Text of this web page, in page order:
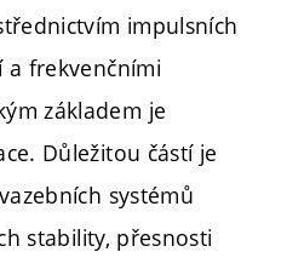
impulsních
a frekvenčními
základem je
Důležitou částí je
systémů
stability, přesnosti